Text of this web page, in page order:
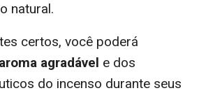
natural.
certos, você poderá
agradável e dos
do incenso durante seus